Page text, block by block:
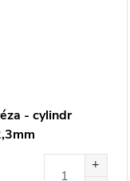
- cylindr